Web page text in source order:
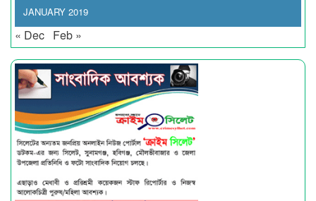
JANUARY 2019
« Dec Feb »